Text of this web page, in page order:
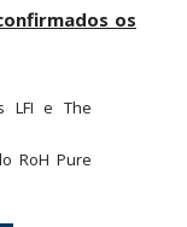
Bella após
na WWE
os
LFI e The
RoH Pure